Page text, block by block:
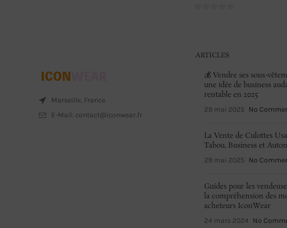
Marseille, France
E-Mail: contact@iconwear.fr
ARTICLES
💰 Vendre ses sous-
une idée de business
rentable en 2025
29 mai 2025 No
La Vente de Culottes
Tabou, Business et
29 mai 2025 No
Guides pour les
la compréhension des
acheteurs IconWear
24 mars 2024 No